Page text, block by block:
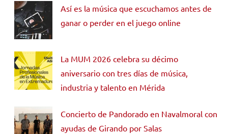
Así es la música que escuchamos antes de
ganar o perder en el juego online
La MUM 2026 celebra su décimo
aniversario con tres días de música,
industria y talento en Mérida
Concierto de Pandorado en Navalmoral con
ayudas de Girando por Salas